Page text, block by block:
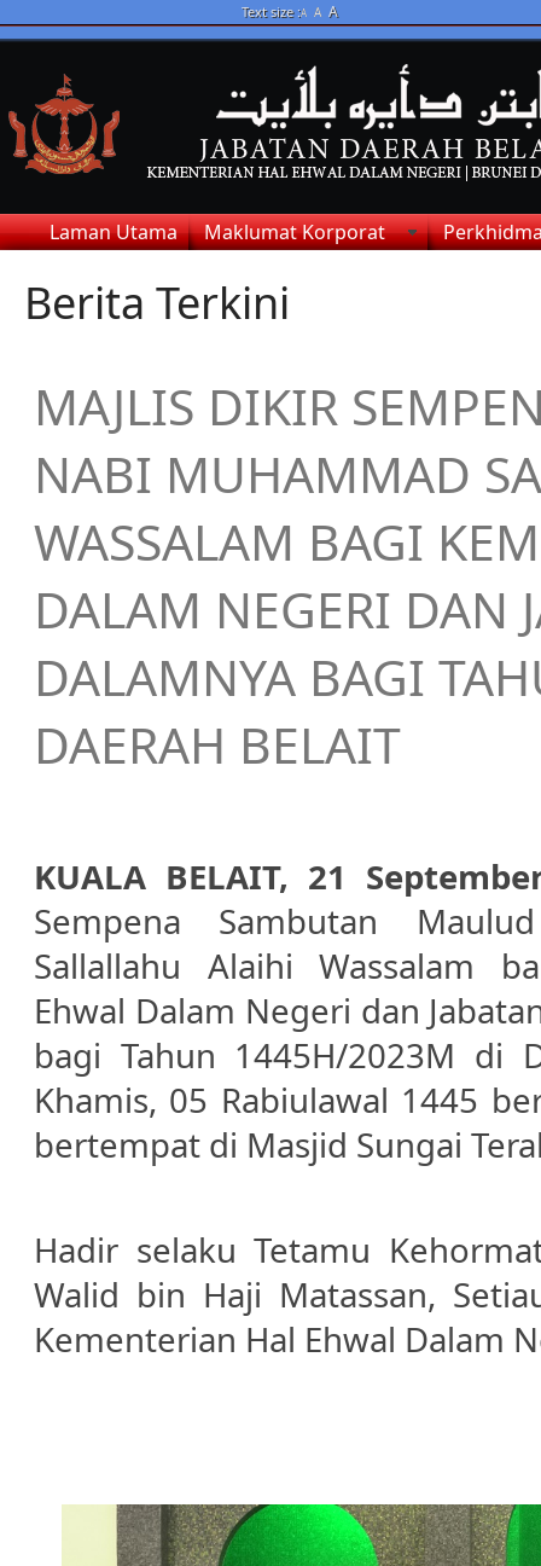
Text size :A A A
Laman Utama Maklumat Korporat
Berita Terkini
MAJLIS DIKIR
NABI MUHAMMAD
WASSALAM BAGI
DALAM NEGERI DAN
DALAMNYA BAGI
DAERAH BELAIT
KUALA BELAIT, 21
Sempena Sambutan
Sallallahu Alaihi Wassalam
Ehwal Dalam Negeri dan
bagi Tahun 1445H/2023M di
Khamis, 05 Rabiulawal 1445
bertempat di Masjid Sungai
Hadir selaku Tetamu
Walid bin Haji Matassan,
Kementerian Hal Ehwal Dalam